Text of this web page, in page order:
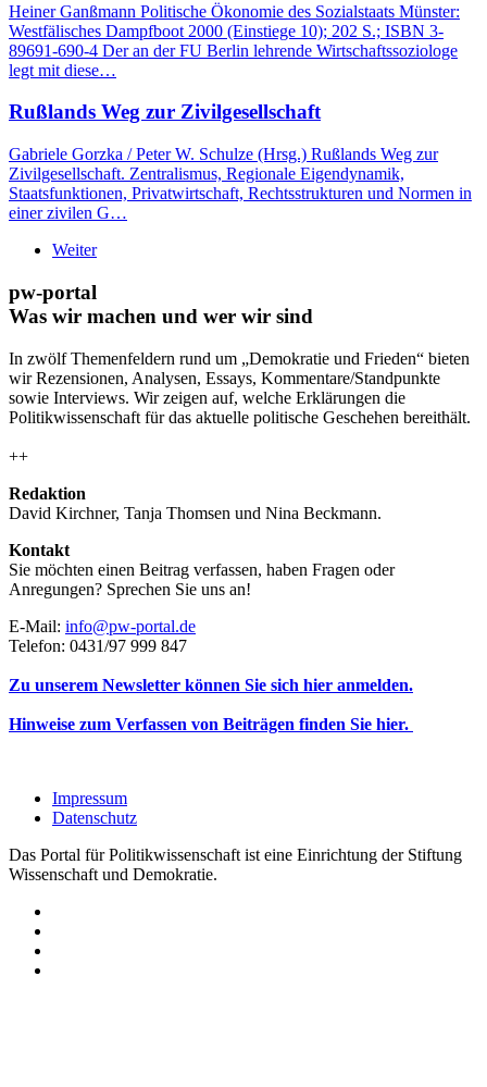
Heiner Ganßmann Politische Ökonomie des Sozialstaats Münster:
Westfälisches Dampfboot 2000 (Einstiege 10); 202 S.; ISBN 3-
89691-690-4 Der an der FU Berlin lehrende Wirtschaftssoziologe
legt mit diese…
Rußlands Weg zur Zivilgesellschaft
Gabriele Gorzka / Peter W. Schulze (Hrsg.) Rußlands Weg zur
Zivilgesellschaft. Zentralismus, Regionale Eigendynamik,
Staatsfunktionen, Privatwirtschaft, Rechtsstrukturen und Normen in
einer zivilen G…
Weiter
pw-portal
Was wir machen und wer wir sind
In zwölf Themenfeldern rund um „Demokratie und Frieden“ bieten
wir Rezensionen, Analysen, Essays, Kommentare/Standpunkte
sowie Interviews. Wir zeigen auf, welche Erklärungen die
Politikwissenschaft für das aktuelle politische Geschehen bereithält.
++
Redaktion
David Kirchner, Tanja Thomsen und Nina Beckmann.
Kontakt
Sie möchten einen Beitrag verfassen, haben Fragen oder
Anregungen? Sprechen Sie uns an!
E-Mail: info@pw-portal.de
Telefon: 0431/97 999 847
Zu unserem Newsletter können Sie sich hier anmelden.
Hinweise zum Verfassen von Beiträgen finden Sie hier.
Impressum
Datenschutz
Das Portal für Politikwissenschaft ist eine Einrichtung der Stiftung
Wissenschaft und Demokratie.